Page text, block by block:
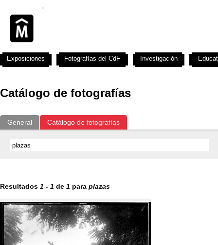
Catálogo de fotografías
General Catálogo de fotografías
Resultados 1 - 1 de 1 para plazas
Exposiciones Fotografías del CdF Investigación